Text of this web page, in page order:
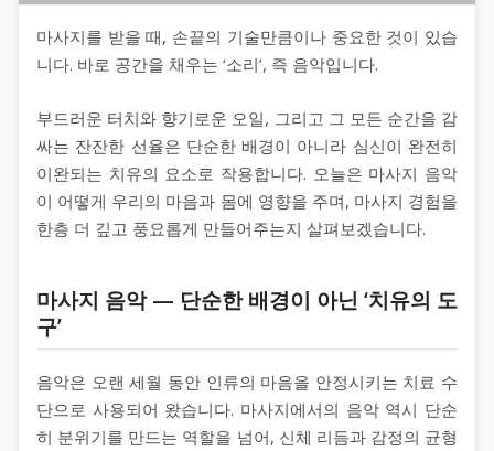
마사지를 받을 때, 손끝의 기술만큼이나 중요한 것이 있습
니다. 바로 공간을 채우는 ‘소리’, 즉 음악입니다.
부드러운 터치와 향기로운 오일, 그리고 그 모든 순간을 감
싸는 잔잔한 선율은 단순한 배경이 아니라 심신이 완전히
이완되는 치유의 요소로 작용합니다. 오늘은 마사지 음악
이 어떻게 우리의 마음과 몸에 영향을 주며, 마사지 경험을
한층 더 깊고 풍요롭게 만들어주는지 살펴보겠습니다.
마사지 음악 — 단순한 배경이 아닌 ‘치유의 도
구’
음악은 오랜 세월 동안 인류의 마음을 안정시키는 치료 수
단으로 사용되어 왔습니다. 마사지에서의 음악 역시 단순
히 분위기를 만드는 역할을 넘어, 신체 리듬과 감정의 균형